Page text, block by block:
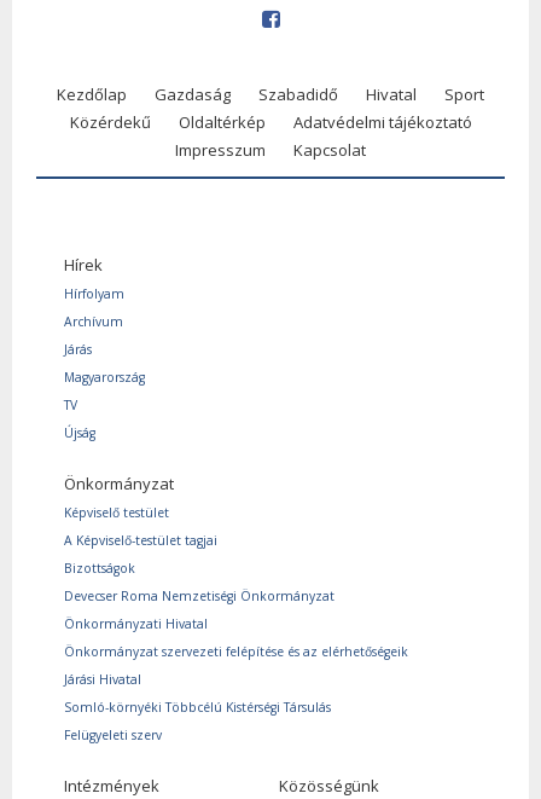
Kezdőlap Gazdaság Szabadidő Hivatal
Sport
Közérdekű
Oldaltérkép
Adatvédelmi tájékoztató
Impresszum
Kapcsolat
Hírek
Hírfolyam
Archívum
Járás
Magyarország
TV
Újság
Önkormányzat
Képviselő testület
A Képviselő-testület tagjai
Bizottságok
Devecser Roma Nemzetiségi Önkormányzat
Önkormányzati Hivatal
Önkormányzat szervezeti felépítése és az elérhetőségeik
Járási Hivatal
Somló-környéki Többcélú Kistérségi Társulás
Felügyeleti szerv
Intézmények Közösségünk